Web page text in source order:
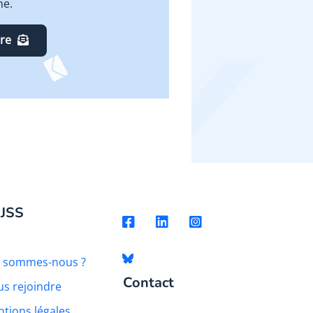
sommes-nous ?
rejoindre
Contact